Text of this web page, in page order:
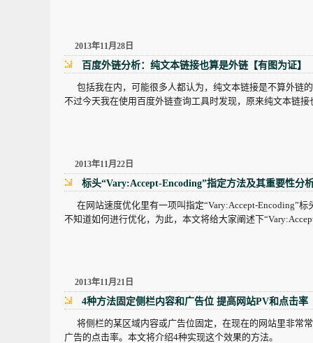
2013年11月28日
百度外链分析：纯文本链接也算是外链【有图为证】
包括我在内，可能很多人都认为，纯文本链接是不算外链
不过今天我在使用百度外链查询工具时发现，原来纯文本链
2013年11月22日
标头“Vary:Accept-Encoding”指定方法及其重要性分
在网站速度优化里有一项叫指定“Vary:Accept-Encoding”
不知道如何进行优化，为此，本文将给大家阐述下
2013年11月21日
4种方法固定侧栏内容和广告位 提高网站PV和点击率
将侧栏的某区域内容或广告位固定，在现在的网站里非常
广告的点击率。本文将介绍4种实现这个效果的方法。